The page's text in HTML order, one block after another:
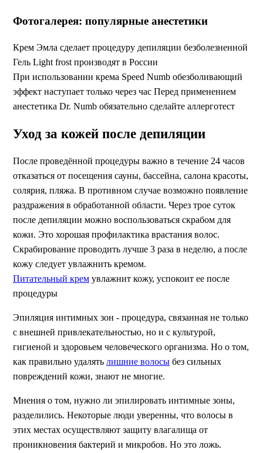
Фотогалерея: популярные анестетики
Крем Эмла сделает процедуру депиляции безболезненной
Гель Light frost производят в России
При использовании крема Speed Numb обезболивающий
эффект наступает только через час Перед применением
анестетика Dr. Numb обязательно сделайте аллерготест
Уход за кожей после депиляции
После проведённой процедуры важно в течение 24 часов
отказаться от посещения сауны, бассейна, салона красоты,
солярия, пляжа. В противном случае возможно появление
раздражения в обработанной области. Через трое суток
после депиляции можно воспользоваться скрабом для
кожи. Это хорошая профилактика врастания волос.
Скрабирование проводить лучше 3 раза в неделю, а после
кожу следует увлажнить кремом.
Питательный крем увлажнит кожу, успокоит ее после
процедуры
Эпиляция интимных зон - процедура, связанная не только
с внешней привлекательностью, но и с культурой,
гигиеной и здоровьем человеческого организма. Но о том,
как правильно удалять лишние волосы без сильных
повреждений кожи, знают не многие.
Мнения о том, нужно ли эпилировать интимные зоны,
разделились. Некоторые люди уверенны, что волосы в
этих местах осуществляют защиту влагалища от
проникновения бактерий и микробов. Но это ложь.